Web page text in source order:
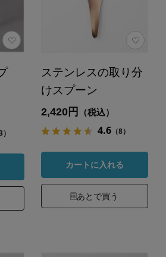
ステンレスの取り分
けスプーン
2,420円 （税込）
4.6（8）
カートに入れる
あとで買う